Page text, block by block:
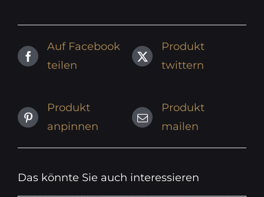
Auf Facebook
teilen
Produkt
twittern
Produkt
anpinnen
Produkt
mailen
Das könnte Sie auch interessieren